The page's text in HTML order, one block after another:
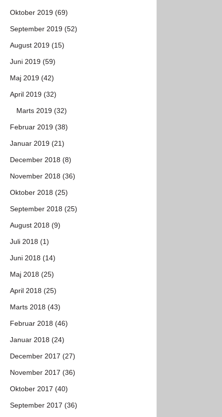
Oktober 2019 (69)
September 2019 (52)
August 2019 (15)
Juni 2019 (59)
Maj 2019 (42)
April 2019 (32)
Marts 2019 (32)
Februar 2019 (38)
Januar 2019 (21)
December 2018 (8)
November 2018 (36)
Oktober 2018 (25)
September 2018 (25)
August 2018 (9)
Juli 2018 (1)
Juni 2018 (14)
Maj 2018 (25)
April 2018 (25)
Marts 2018 (43)
Februar 2018 (46)
Januar 2018 (24)
December 2017 (27)
November 2017 (36)
Oktober 2017 (40)
September 2017 (36)